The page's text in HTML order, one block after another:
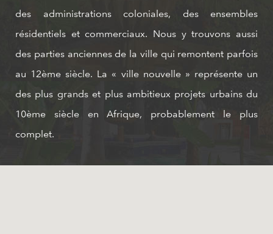
des administrations coloniales, des ensembles
résidentiels et commerciaux. Nous y trouvons aussi
des parties anciennes de la ville qui remontent parfois
au 12ème siècle. La « ville nouvelle » représente un
des plus grands et plus ambitieux projets urbains du
10ème siècle en Afrique, probablement le plus
complet.